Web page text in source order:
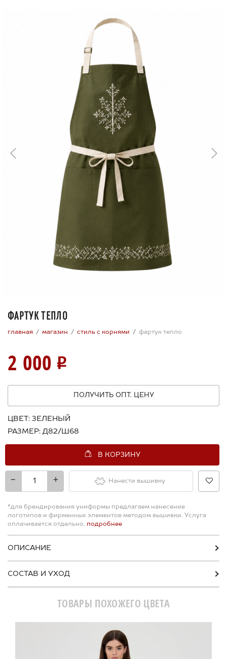
Скидки
←
→
ФАРТУК ТЕПЛО
главная магазин стиль с корнями фартук тепло
2 000
ПОЛУЧИТЬ ОПТ. ЦЕНУ
ЦВЕТ: ЗЕЛЕНЫЙ
РАЗМЕР: Д82/Ш68
+
-
В КОРЗИНУ
Нанести вышивку
*для брендирования униформы предлагаем нанесение
логотипов и фирменных элементов методом вышивки. Услуга
оплачивается отдельно, подробнее
ОПИСАНИЕ
СОСТАВ И УХОД
ТОВАРЫ ПОХОЖЕГО ЦВЕТА